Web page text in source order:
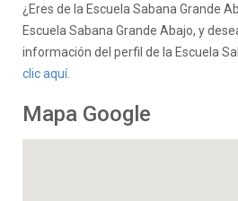
¿Eres de la Escuela Sabana Grande
Escuela Sabana Grande Abajo, y
información del perfil de la Escuela
clic aquí.
Mapa Google